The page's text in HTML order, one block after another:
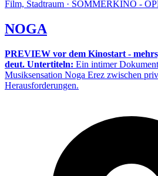
Film, Stadtraum · SOMMERKINO -
NOGA
PREVIEW vor dem Kinostart -
deut. Untertiteln: Ein intimer
Musiksensation Noga Erez zwischen
Herausforderungen.